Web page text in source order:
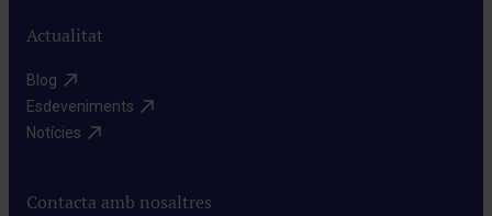
Actualitat
Blog​
Esdeveniments​
Notícies​
Contacta amb nosaltres